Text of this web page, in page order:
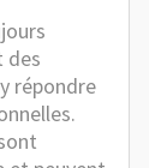
des
répondre